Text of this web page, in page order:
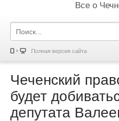
Все о
Полная версия сайта
Чеченский
будет
депутата